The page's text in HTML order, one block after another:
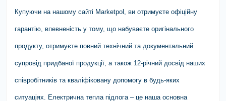
Купуючи на нашому сайті Marketpol, ви отримуєте офіційну
гарантію, впевненість у тому, що набуваєте оригінального
продукту, отримуєте повний технічний та документальний
супровід придбаної продукції, а також 12-річний досвід наших
співробітників та кваліфіковану допомогу в будь-яких
ситуаціях. Електрична тепла підлога – це наша основна